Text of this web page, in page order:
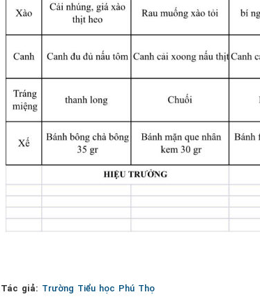
Tác giả: Trường Tiểu học Phú Thọ